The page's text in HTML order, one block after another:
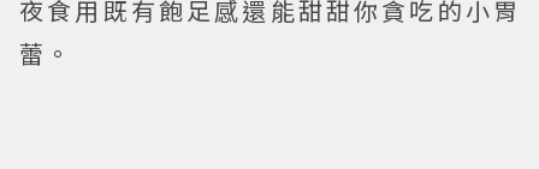
夜食用既有飽足感還能甜甜你貪吃的小胃
蕾。